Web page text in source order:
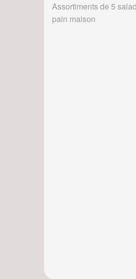
Assortiments de 5
pain maison